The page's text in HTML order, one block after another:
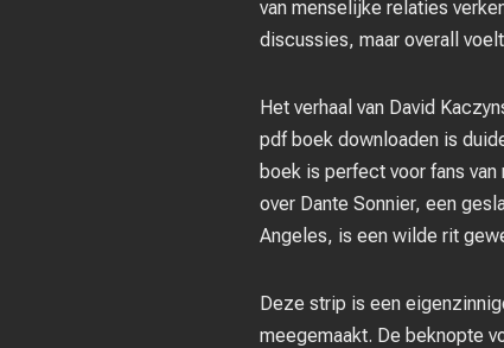
van menselijke relaties
discussies, maar overall
Het verhaal van David
pdf boek downloaden is
boek is perfect voor fans
over Dante Sonnier, een
Angeles, is een wilde rit
Deze strip is een
meegemaakt. De beknopte